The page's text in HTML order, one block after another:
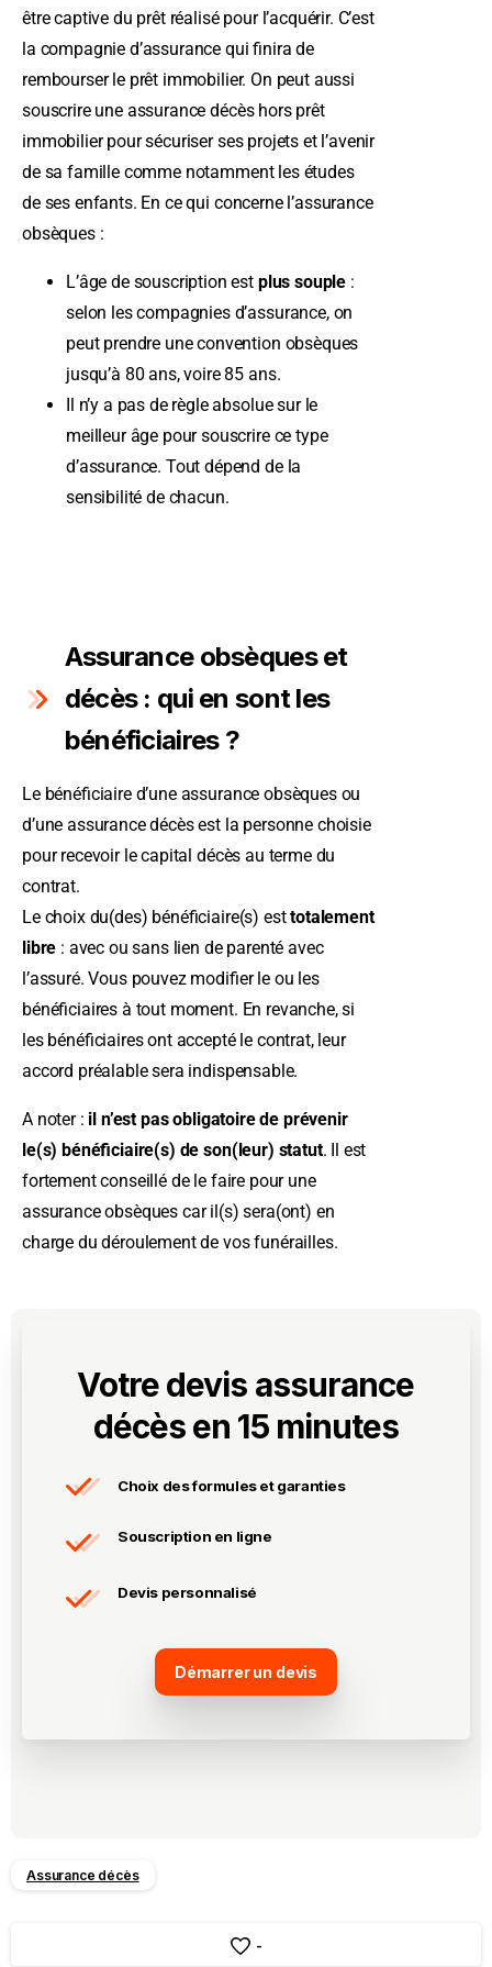
être captive du prêt réalisé pour l’acquérir. C’est
la compagnie d’assurance qui finira de
rembourser le prêt immobilier. On peut aussi
souscrire une assurance décès hors prêt
immobilier pour sécuriser ses projets et l’avenir
de sa famille comme notamment les études
de ses enfants. En ce qui concerne l’assurance
obsèques :
L’âge de souscription est plus souple :
selon les compagnies d’assurance, on
peut prendre une convention obsèques
jusqu’à 80 ans, voire 85 ans.
Il n’y a pas de règle absolue sur le
meilleur âge pour souscrire ce type
d’assurance. Tout dépend de la
sensibilité de chacun.
Assurance obsèques et
décès : qui en sont les
bénéficiaires ?
Le bénéficiaire d’une assurance obsèques ou
d’une assurance décès est la personne choisie
pour recevoir le capital décès au terme du
contrat.
Le choix du(des) bénéficiaire(s) esttotalement
libre : avec ou sans lien de parenté avec
l’assuré. Vous pouvez modifier le ou les
bénéficiaires à tout moment. En revanche, si
les bénéficiaires ont accepté le contrat, leur
accord préalable sera indispensable.
A noter : il n’est pas obligatoire de prévenir
le(s) bénéficiaire(s) de son(leur) statut. Il est
fortement conseillé de le faire pour une
assurance obsèques car il(s) sera(ont) en
charge du déroulement de vos funérailles.
Votre devis assurance
décès en 15 minutes
Choix des formules et garanties
Souscription en ligne
Devis personnalisé
Démarrer un devis
Assurance décès
-